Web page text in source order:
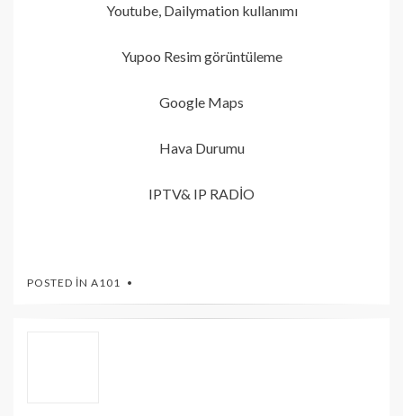
Youtube, Dailymation kullanımı
Yupoo Resim görüntüleme
Google Maps
Hava Durumu
IPTV& IP RADİO
POSTED IN A101